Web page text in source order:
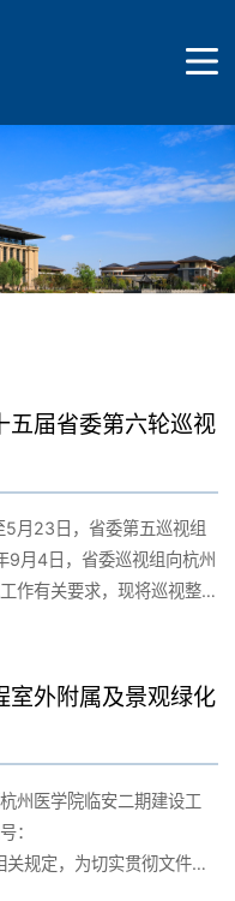
五届省委第六轮巡视
月23日，省委第五巡视组
月4日，省委巡视组向杭州
作有关要求，现将巡视整
高度，深刻认识整改工作
中央和省委的决策部署上
好整改工作。一是提高思
好巡视整改的政治自觉、
工作动员部署会、巡视整
批评，深入剖析深层次原
室外附属及景观绿化
州医学院临安二期建设工
：
规定，为切实贯彻文件要